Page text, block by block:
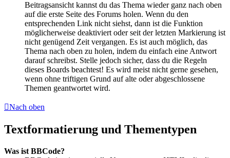
Beitragsansicht kannst du das Thema wieder ganz nach oben
auf die erste Seite des Forums holen. Wenn du den
entsprechenden Link nicht siehst, dann ist die Funktion
möglicherweise deaktiviert oder seit der letzten Markierung ist
nicht genügend Zeit vergangen. Es ist auch möglich, das
Thema nach oben zu holen, indem du einfach eine Antwort
darauf schreibst. Stelle jedoch sicher, dass du die Regeln
dieses Boards beachtest! Es wird meist nicht gerne gesehen,
wenn ohne triftigen Grund auf alte oder abgeschlossene
Themen geantwortet wird.
Nach oben
Textformatierung und Thementypen
Was ist BBCode?